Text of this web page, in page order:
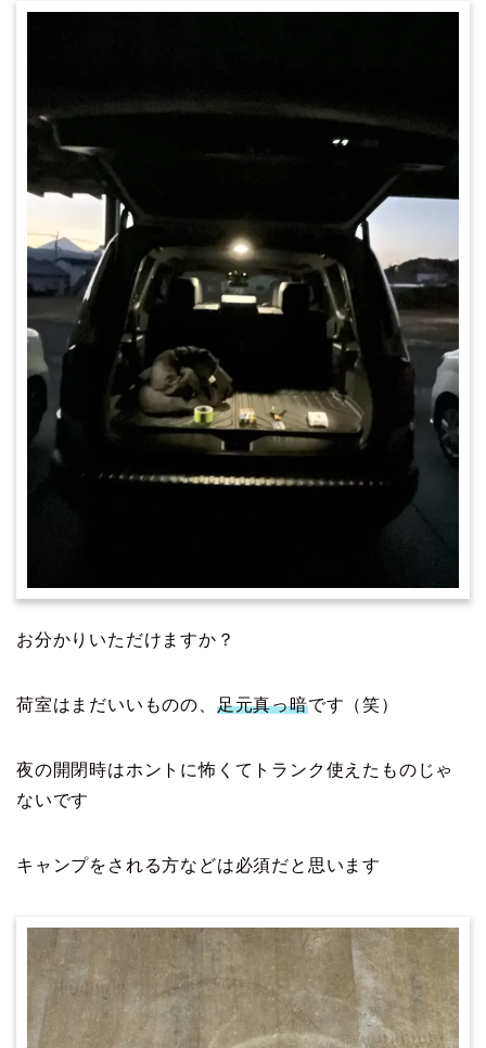
お分かりいただけますか？
荷室はまだいいものの、 足元真っ暗です（笑）
夜の開閉時はホントに怖くてトランク使えたものじゃ
ないです
キャンプをされる方などは必須だと思います